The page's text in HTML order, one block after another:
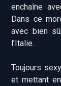
enchaîne
Dans ce
avec bien
l’Italie.
Toujours
et mettant